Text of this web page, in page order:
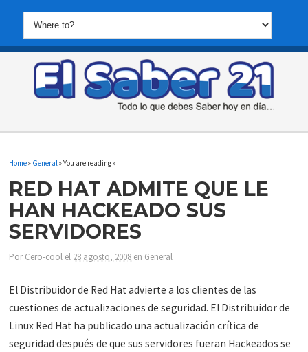
Home» General » You are reading »
RED HAT ADMITE QUE LE
HAN HACKEADO SUS
SERVIDORES
PorCero-cool el 28 agosto, 2008 en General
El Distribuidor de Red Hat advierte a los clientes de las
cuestiones de actualizaciones de seguridad. El Distribuidor de
Linux Red Hat ha publicado una actualización crítica de
seguridad después de que sus servidores fueran Hackeados se